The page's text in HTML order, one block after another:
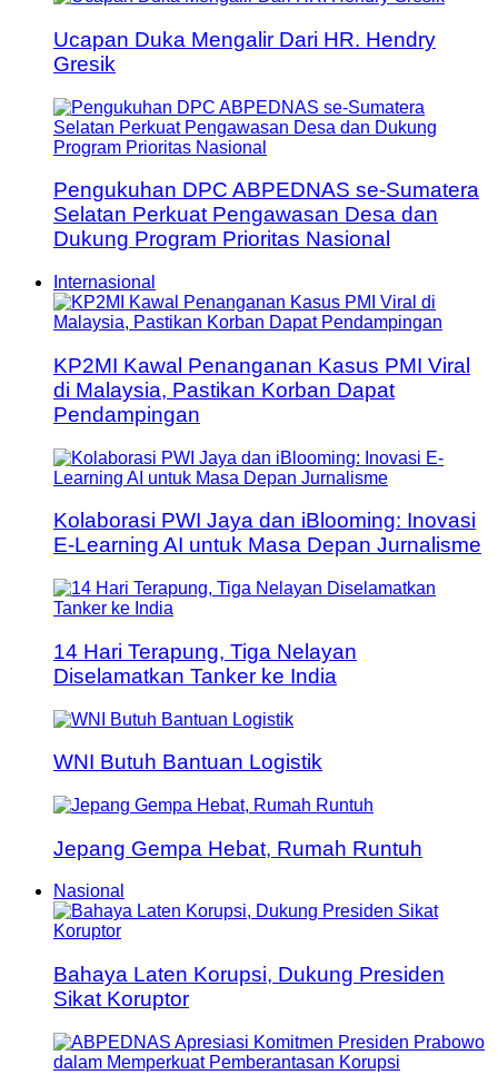
Ucapan Duka Mengalir Dari HR. Hendry
Gresik
Pengukuhan DPC ABPEDNAS se-Sumatera
Selatan Perkuat Pengawasan Desa dan
Dukung Program Prioritas Nasional
Internasional
KP2MI Kawal Penanganan Kasus PMI Viral
di Malaysia, Pastikan Korban Dapat
Pendampingan
Kolaborasi PWI Jaya dan iBlooming: Inovasi
E-Learning AI untuk Masa Depan Jurnalisme
14 Hari Terapung, Tiga Nelayan
Diselamatkan Tanker ke India
WNI Butuh Bantuan Logistik
Jepang Gempa Hebat, Rumah Runtuh
Nasional
Bahaya Laten Korupsi, Dukung Presiden
Sikat Koruptor